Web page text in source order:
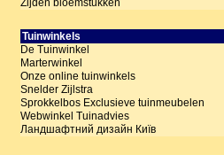
Zijden bloemstukken
Tuinwinkels
De Tuinwinkel
Marterwinkel
Onze online tuinwinkels
Snelder Zijlstra
Sprokkelbos Exclusieve tuinmeubelen
Webwinkel Tuinadvies
Ландшафтний дизайн Київ